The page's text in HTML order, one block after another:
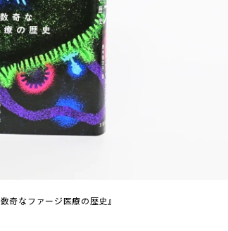
奇なファージ医療の歴史』